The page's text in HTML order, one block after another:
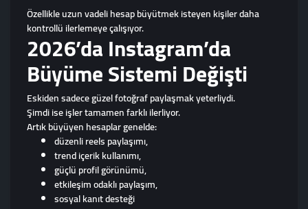
Özellikle uzun vadeli hesap büyütmek isteyen kişiler daha
kontrollü ilerlemeye çalışıyor.
2026’da Instagram’da
Büyüme Sistemi Değişti
Eskiden sadece güzel fotoğraf paylaşmak yeterliydi.
Şimdi ise işler tamamen farklı ilerliyor.
Artık büyüyen hesaplar genelde:
düzenli reels paylaşımı,
trend içerik kullanımı,
güçlü profil görünümü,
etkileşim odaklı paylaşım,
sosyal kanıt desteği